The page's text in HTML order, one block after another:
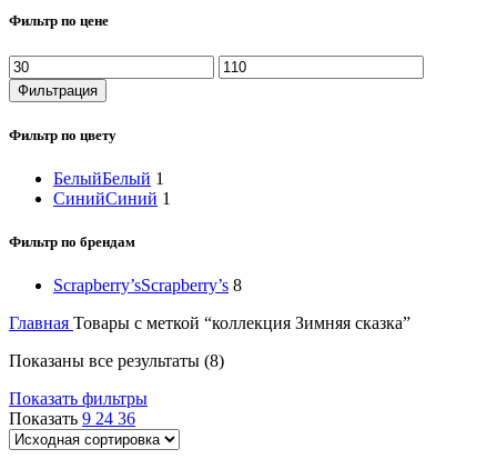
Фильтр по цене
Минимальная
цена
Максимальная
цена
Фильтрация
Фильтр по цвету
БелыйБелый 1
СинийСиний 1
Фильтр по брендам
Scrapberry’sScrapberry’s 8
Главная Товары с меткой “коллекция Зимняя сказка”
Показаны все результаты (8)
Показать фильтры
Показать 9 24 36